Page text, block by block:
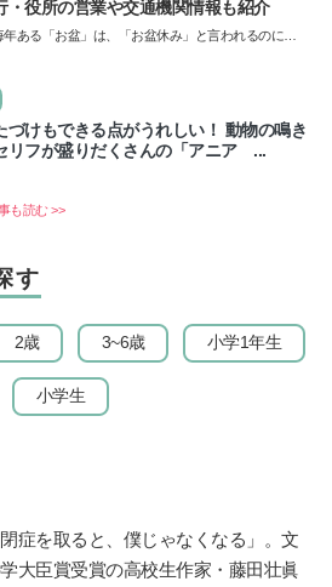
・役所の営業や交通機関情報も紹介
年ある「お盆」は、「お盆休み」と言われるのに祝
づけもできる点がうれしい！ 動物の鳴き
リフが盛りだくさんの「アニア ...
も読む >>
す
2歳 3~6歳 小学1年生
小学生
閉症を取ると、僕じゃなくなる」。文
大臣賞受賞の高校生作家・藤田壮眞